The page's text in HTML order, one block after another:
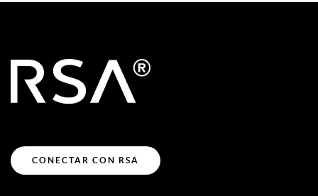
CONECTAR CON RSA